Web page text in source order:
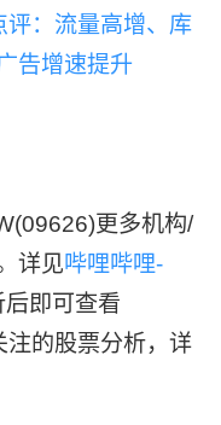
评：流量高增、库
告增速提升
更多机构/
详见哔哩哔哩-
即可查看
注的股票分析，详